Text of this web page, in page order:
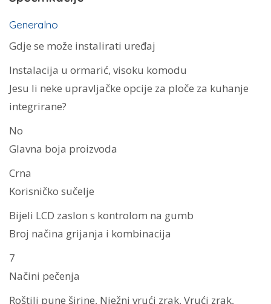
Generalno
Gdje se može instalirati uređaj
Instalacija u ormarić, visoku komodu
Jesu li neke upravljačke opcije za ploče za kuhanje
integrirane?
No
Glavna boja proizvoda
Crna
Korisničko sučelje
Bijeli LCD zaslon s kontrolom na gumb
Broj načina grijanja i kombinacija
7
Načini pečenja
Roštilj pune širine, Nježni vrući zrak, Vrući zrak,